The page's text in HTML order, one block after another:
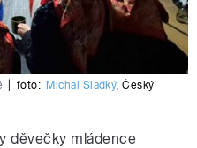
foto: Michal Sladký,Český
děvečky mládence